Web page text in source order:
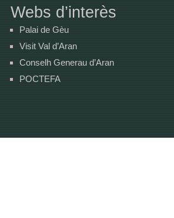
Webs d’interès
Palai de Gèu
Visit Val d’Aran
Conselh Generau d’Aran
POCTEFA